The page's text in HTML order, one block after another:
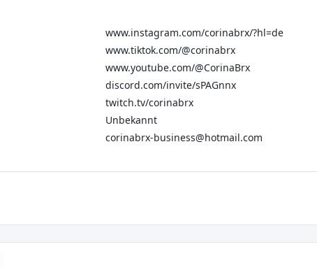
www.instagram.com/corinabrx/?hl=de
www.tiktok.com/@corinabrx
www.youtube.com/@CorinaBrx
discord.com/invite/sPAGnnx
twitch.tv/corinabrx
Unbekannt
corinabrx-business@hotmail.com